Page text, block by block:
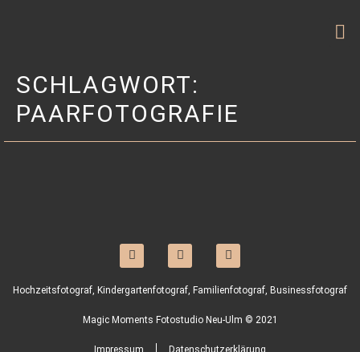
SCHLAGWORT:
PAARFOTOGRAFIE
Hochzeitsfotograf, Kindergartenfotograf, Familienfotograf, Businessfotograf
Magic Moments Fotostudio Neu-Ulm © 2021
Impressum Datenschutzerklärung